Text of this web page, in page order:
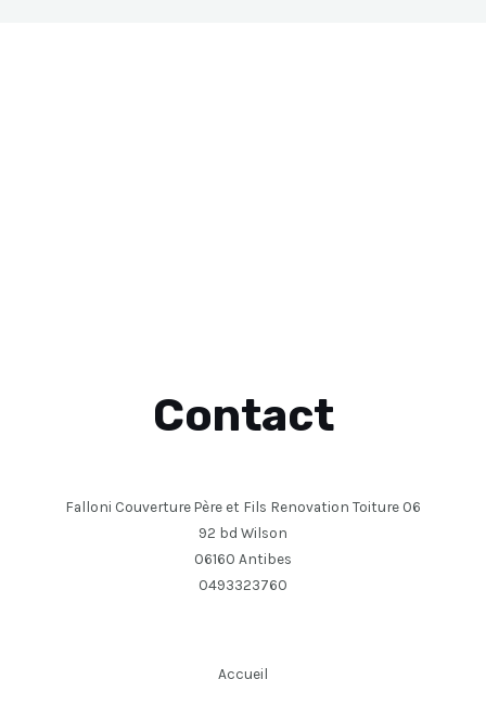
Contact
Falloni Couverture Père et Fils Renovation Toiture 06
92 bd Wilson
06160 Antibes
0493323760
Accueil